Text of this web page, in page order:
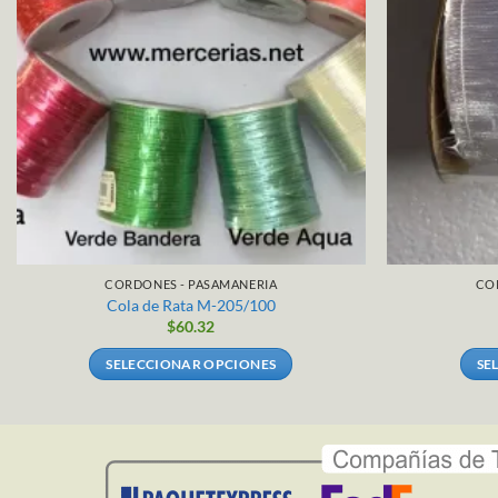
CORDONES - PASAMANERIA
Cola de Rata M-205/100
$60.32
SELECCIONAR OPCIONES
múltiples
variantes.